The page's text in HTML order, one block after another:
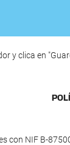
y clica en
con NIF B-